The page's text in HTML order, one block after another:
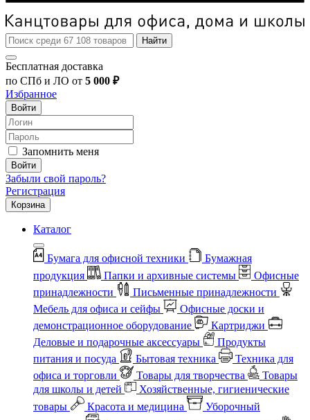
Найти
Бесплатная доставка
по СПб и ЛО от 5 000 ₽
Избранное
Войти
Запомнить меня
Войти
Забыли свой пароль?
Регистрация
Корзина
Каталог
Бумага для офисной техники
Бумажная
продукция
Папки и архивные системы
Офисные
принадлежности
Письменные принадлежности
Мебель для офиса и сейфы
Офисные доски и
демонстрационное оборудование
Картриджи
Деловые и подарочные аксессуары
Продукты
питания и посуда
Бытовая техника
Техника для
офиса и торговли
Товары для творчества
Товары
для школы и детей
Хозяйственные, гигиенические
товары
Красота и медицина
Уборочный